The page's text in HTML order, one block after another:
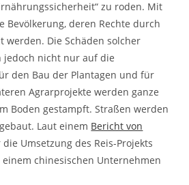
zu roden. Mit
Bevölkerung, deren Rechte durch
werden. Die Schäden solcher
jedoch nicht nur auf die
den Bau der Plantagen und für
Agrarprojekte werden ganze
Boden gestampft. Straßen werden
Laut einem Bericht von
Umsetzung des Reis-Projekts
chinesischen Unternehmen